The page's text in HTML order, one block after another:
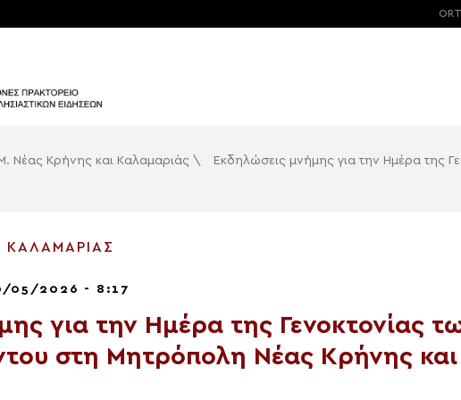
Νέας Κρήνης και Καλαμαριάς \
Εκδηλώσεις μνήμης για την Ημέρα της
ΚΑΛΑΜΑΡΙΆΣ
05/2026 - 8:17
για την Ημέρα της Γενοκτονίας
στη Μητρόπολη Νέας Κρήνης και